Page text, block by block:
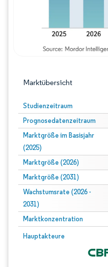
Marktübersicht
Studienzeitraum
Prognosedatenzeitraum
Marktgröße im Basisjahr
(2025)
Marktgröße (2026)
Marktgröße (2031)
Wachstumsrate (2026 -
2031)
Marktkonzentration
Hauptakteure
Bild © Mordor Intelligence.